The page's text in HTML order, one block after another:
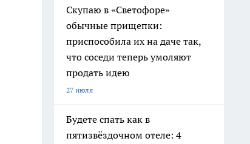
Скупаю в «Светофоре»
обычные прищепки:
приспособила их на даче так,
что соседи теперь умоляют
продать идею
27 июля
Будете спать как в
пятизвёздочном отеле: 4